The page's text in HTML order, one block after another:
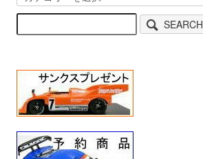
SEARCH